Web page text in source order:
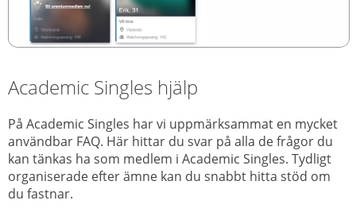
Academic Singles hjälp
På Academic Singles har vi uppmärksammat en mycket
användbar FAQ. Här hittar du svar på alla de frågor du
kan tänkas ha som medlem i Academic Singles. Tydligt
organiserade efter ämne kan du snabbt hitta stöd om
du fastnar.